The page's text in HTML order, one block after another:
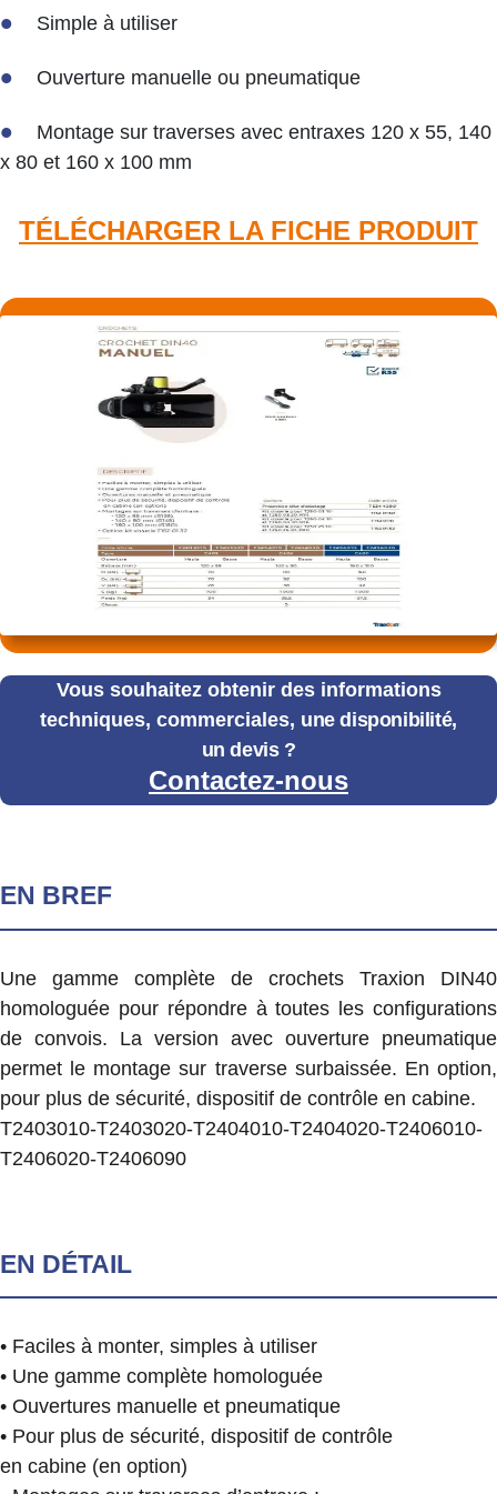
Simple à utiliser
Ouverture manuelle ou pneumatique
Montage sur traverses avec entraxes 120 x 55, 140
x 80 et 160 x 100 mm
TÉLÉCHARGER LA FICHE PRODUIT​
Vous souhaitez obtenir des informations
techniques, commerciales, une disponibilité,
un devis ?
Contactez-nous
EN BREF
Une gamme complète de crochets Traxion DIN40
homologuée pour répondre à toutes les configurations
de convois. La version avec ouverture pneumatique
permet le montage sur traverse surbaissée. En option,
pour plus de sécurité, dispositif de contrôle en cabine.
T2403010-T2403020-T2404010-T2404020-T2406010-
T2406020-T2406090
EN DÉTAIL
• Faciles à monter, simples à utiliser
• Une gamme complète homologuée
• Ouvertures manuelle et pneumatique
• Pour plus de sécurité, dispositif de contrôle
en cabine (en option)